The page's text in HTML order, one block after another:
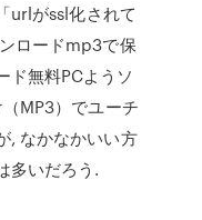
urlがssl化されて
ロードmp3で保
ド無料PCようソ
MP3）でユーチ
, なかなかいい方
多いだろう.